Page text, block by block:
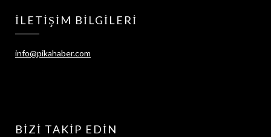
İLETIŞIM BILGILERI
info@pikahaber.com
BIZI TAKIP EDIN